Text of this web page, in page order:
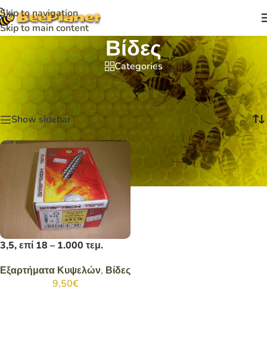
Skip to navigation
Skip to main content
Βίδες
Categories
Αρχική σελίδα / Εξαρτήματα Κυψελών/Βίδες
Εμφάνιση του μοναδικού αποτελέσματος
Show sidebar
3,5, επί 18 – 1.000 τεμ.
Εξαρτήματα Κυψελών, Βίδες
9,50€